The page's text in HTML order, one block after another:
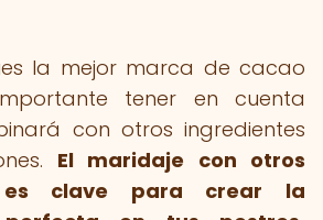
la mejor marca de cacao
tener en cuenta
con otros ingredientes
El maridaje con otros
es clave para crear la